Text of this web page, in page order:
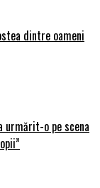
dintre oameni
urmărit-o pe scena